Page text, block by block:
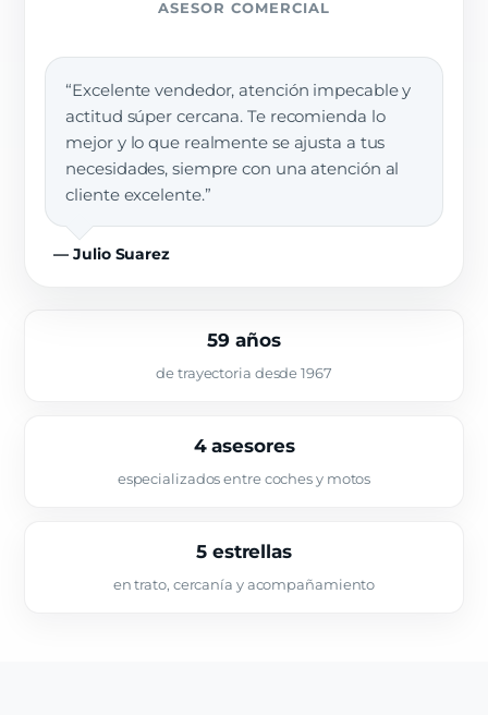
ASESOR COMERCIAL
“Excelente vendedor, atención impecable y
actitud súper cercana. Te recomienda lo
mejor y lo que realmente se ajusta a tus
necesidades, siempre con una atención al
cliente excelente.”
— Julio Suarez
59 años
de trayectoria desde 1967
4 asesores
especializados entre coches y motos
5 estrellas
en trato, cercanía y acompañamiento